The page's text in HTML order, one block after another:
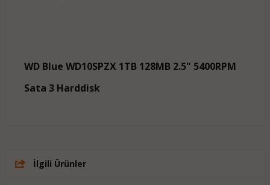
WD Blue WD10SPZX 1TB 128MB 2.5" 5400RPM
Sata 3 Harddisk
İlgili Ürünler